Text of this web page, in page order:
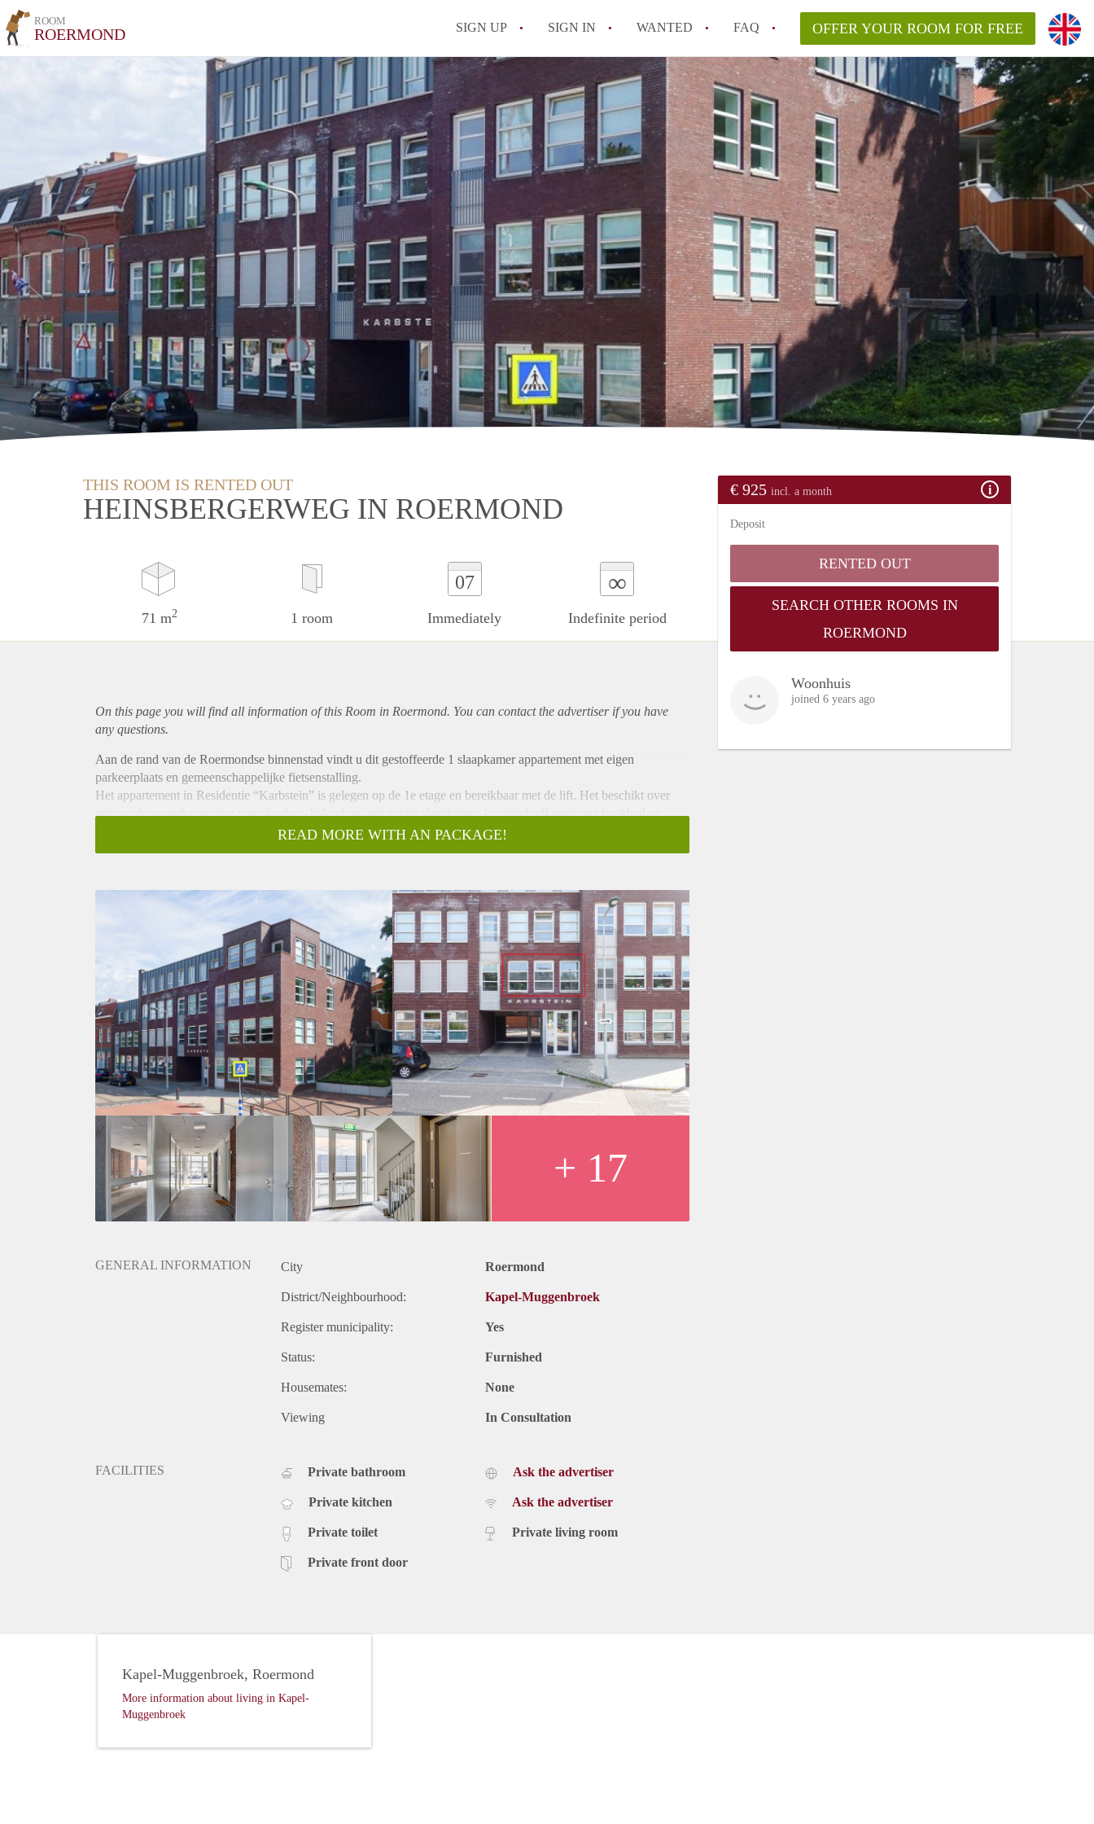
ROOM
ROERMOND SIGN UP SIGN IN WANTED FAQ
All FAQs
OFFER YOUR ROOM FOR FREE
THIS ROOM IS RENTED OUT
HEINSBERGERWEG IN ROERMOND
71 m2 1 room
07
Immediately
∞
Indefinite period
€ 925 incl. a month
Deposit
RENTED OUT
SEARCH OTHER ROOMS IN
ROERMOND
Woonhuis
joined 6 years ago
On this page you will find all information of this Room in Roermond. You can contact the advertiser if you have
any questions.
Aan de rand van de Roermondse binnenstad vindt u dit gestoffeerde 1 slaapkamer appartement met eigen
parkeerplaats en gemeenschappelijke fietsenstalling.
Het appartement in Residentie “Karbstein” is gelegen op de 1e etage en bereikbaar met de lift. Het beschikt over
een royale woonkamer met open keuken, bijkeuken, een ruime slaapkamer, keurige badkamer met hoekbad en
Residentie "Karbstein" ligt in het verlengde van de Kapellerlaan aan de Heinsbergerweg en bestaat uit 14 sfeervolle
Gemeenschappelijke entree met brievenbussen en het bellentableau met videofooninstallatie.
Via de entree krijgt u toegang tot de achterliggende eigen parkeerplaats alsmede de lift c.q. trappenhuis dat u naar
o.a. de 1e verdieping brengt.
Indeling appartement:
In de ruime hal bevindt zich de garderobe, de meterkast alsmede de toegang naar de overige ruimtes. Meteen naast
de voordeur ligt aan de rechterzijde de ruime slaapkamer. De slaapkamer ligt aan de achterzijde van het complex.
Naast de slaapkamer bevindt zich de badkamer, het ruime toilet alsmede de bijkeuken.
De keuken staat in open verbinding met de woonkamer en beschikt over een hoekopstelling met inbouwapparatuur
van o.a. “Siemens” en "Pelgrim" bestaande uit een koel-vriescombinatie, combimagnetron, gaskookplaat met
afzuigkap alsmede een vaatwasser. Vanuit de keuken is de bijkeuken bereikbaar alwaar u de aansluitingen voor het
witgoed alsmede de HR Combiketel van Nefit aantreft. Voorts beschikt de woonkamer over een Frans balkon. De
videofooninstallatie hangt naast de thermostaat in de woonkamer.
Het gehele appartement is, m.u.v. de bijkeuken en de sanitaire ruimtes, voorzien van een keurige laminaatvloer.
Bijzonderheden:
- Honden zijn helaas in dit complex niet toegestaan.
Huurgegevens:
- De huurprijs incl. privé parkeerplaats excl. GWE bedraagt € 925,- per maand.
- De waarborgsom bedraagt € 1500,-
- De woning kan ook deels gemeubileerd gehuurd worden, meerprijs 75,- per maand
READ MORE WITH AN PACKAGE!
+ 17
GENERAL INFORMATION City Roermond
District/Neighbourhood: Kapel-Muggenbroek
Register municipality: Yes
Status: Furnished
Housemates: None
Viewing In Consultation
FACILITIES Private bathroom
Private kitchen
Private toilet
Private front door
Ask the advertiser
Ask the advertiser
Private living room
Kapel-Muggenbroek, Roermond
More information about living in Kapel-
Muggenbroek